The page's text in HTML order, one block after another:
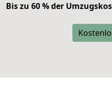
Bis zu 60 % der